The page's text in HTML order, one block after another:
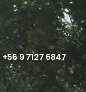
+56 9 7127 6847